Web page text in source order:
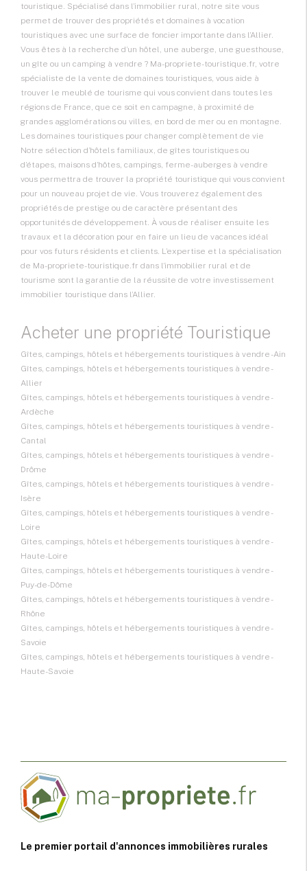
touristique. Spécialisé dans l’immobilier rural, notre site vous
permet de trouver des propriétés et domaines à vocation
touristiques avec une surface de foncier importante dans l’Allier.
Vous êtes à la recherche d’un hôtel, une auberge, une guesthouse,
un gîte ou un camping à vendre ? Ma-propriete-touristique.fr, votre
spécialiste de la vente de domaines touristiques, vous aide à
trouver le meublé de tourisme qui vous convient dans toutes les
régions de France, que ce soit en campagne, à proximité de
grandes agglomérations ou villes, en bord de mer ou en montagne.
Les domaines touristiques pour changer complètement de vie
Notre sélection d’hôtels familiaux, de gîtes touristiques ou
d’étapes, maisons d’hôtes, campings, ferme-auberges à vendre
vous permettra de trouver la propriété touristique qui vous convient
pour un nouveau projet de vie. Vous trouverez également des
propriétés de prestige ou de caractère présentant des
opportunités de développement. À vous de réaliser ensuite les
travaux et la décoration pour en faire un lieu de vacances idéal
pour vos futurs résidents et clients. L’expertise et la spécialisation
de Ma-propriete-touristique.fr dans l’immobilier rural et de
tourisme sont la garantie de la réussite de votre investissement
immobilier touristique dans l’Allier.
Acheter une propriété Touristique
Gîtes, campings, hôtels et hébergements touristiques à vendre - Ain
Gîtes, campings, hôtels et hébergements touristiques à vendre -
Allier
Gîtes, campings, hôtels et hébergements touristiques à vendre -
Ardèche
Gîtes, campings, hôtels et hébergements touristiques à vendre -
Cantal
Gîtes, campings, hôtels et hébergements touristiques à vendre -
Drôme
Gîtes, campings, hôtels et hébergements touristiques à vendre -
Isère
Gîtes, campings, hôtels et hébergements touristiques à vendre -
Loire
Gîtes, campings, hôtels et hébergements touristiques à vendre -
Haute-Loire
Gîtes, campings, hôtels et hébergements touristiques à vendre -
Puy-de-Dôme
Gîtes, campings, hôtels et hébergements touristiques à vendre -
Rhône
Gîtes, campings, hôtels et hébergements touristiques à vendre -
Savoie
Gîtes, campings, hôtels et hébergements touristiques à vendre -
Haute-Savoie
Le premier portail d'annonces immobilières rurales